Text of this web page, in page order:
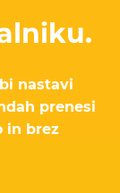
nastavi
prenesi
in brez